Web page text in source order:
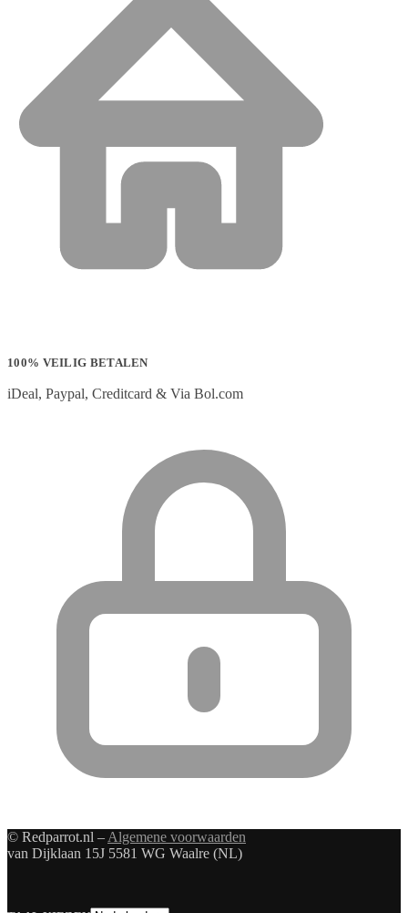
100% VEILIG BETALEN
iDeal, Paypal, Creditcard & Via Bol.com
© Redparrot.nl – Algemene voorwaarden
van Dijklaan 15J 5581 WG Waalre (NL)